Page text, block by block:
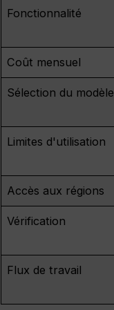
Fonctionnalité
Coût mensuel
Sélection du modèle
Limites d'utilisation
Accès aux régions
Vérification
Flux de travail